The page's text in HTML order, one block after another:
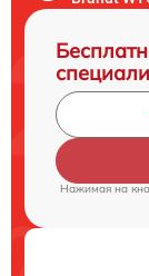
Нажимая на